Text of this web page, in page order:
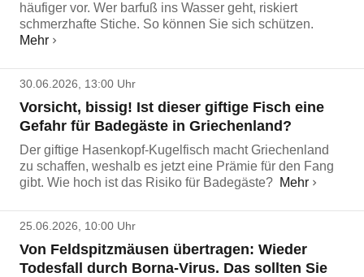
häufiger vor. Wer barfuß ins Wasser geht, riskiert
schmerzhafte Stiche. So können Sie sich schützen.
Mehr
30.06.2026, 13:00 Uhr
Vorsicht, bissig! Ist dieser giftige Fisch eine
Gefahr für Badegäste in Griechenland?
Der giftige Hasenkopf-Kugelfisch macht Griechenland
zu schaffen, weshalb es jetzt eine Prämie für den Fang
gibt. Wie hoch ist das Risiko für Badegäste? Mehr
25.06.2026, 10:00 Uhr
Von Feldspitzmäusen übertragen: Wieder
Todesfall durch Borna-Virus. Das sollten Sie